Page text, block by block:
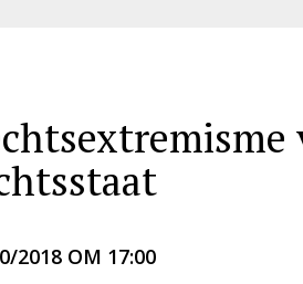
2018 OM 17:00